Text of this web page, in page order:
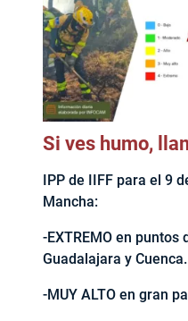
Si ves humo,
IPP de IIFF para el 9
Mancha:
-EXTREMO en puntos
Guadalajara y Cuenca.
-MUY ALTO en gran